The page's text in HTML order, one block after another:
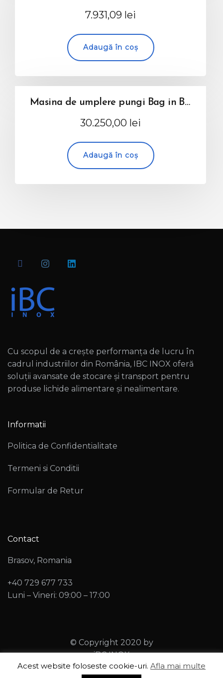
7.931,09 lei
Adaugă în coș
Masina de umplere pungi Bag in Box – semiautomata
30.250,00 lei
Adaugă în coș
Cu scopul de a crește performanța de lucru în
cadrul industriilor din România, IBC INOX oferă
soluții avansate de stocare și transport pentru
produse lichide alimentare și nealimentare.
Informatii
Politica de Confidentialitate
Termeni si Conditii
Formular de Retur
Contact
Brasov, Romania
+40 729 677 733
Luni – Vineri: 09:00 – 17:00
© Copyright 2020 by
iBC INOX
, designed by
Acest website foloseste cookie-uri. Afla mai multe